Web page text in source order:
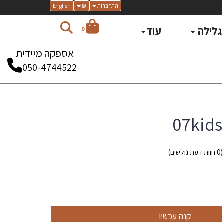
התחברות English ₪
גלילה עוד 0
אספקה מיידית
050-4744522
(
0 חוות דעת גולשים)